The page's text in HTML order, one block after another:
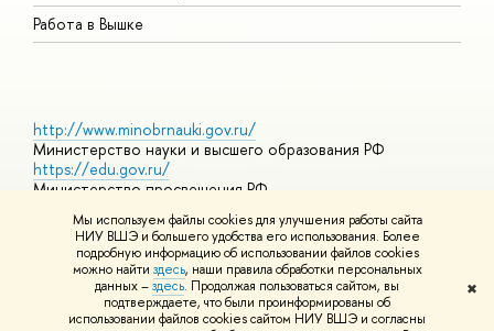
Мы используем файлы cookies для улучшения работы сайта
НИУ ВШЭ и большего удобства его использования. Более
подробную информацию об использовании файлов cookies
можно найти здесь, наши правила обработки персональных
данных –здесь. Продолжая пользоваться сайтом, вы
подтверждаете, что были проинформированы об
использовании файлов cookies сайтом НИУ ВШЭ и согласны
✖
Работа в Вышке
http://www.minobrnauki.gov.ru/
Министерство науки и высшего образования РФ
https://edu.gov.ru/
Министерство просвещения РФ
https://elearning.hse.ru/mooc
Массовые открытые онлайн-курсы
© НИУ ВШЭ 1993–2026 Адреса и контактыУсловия
использования материалов Политика конфиденциальности